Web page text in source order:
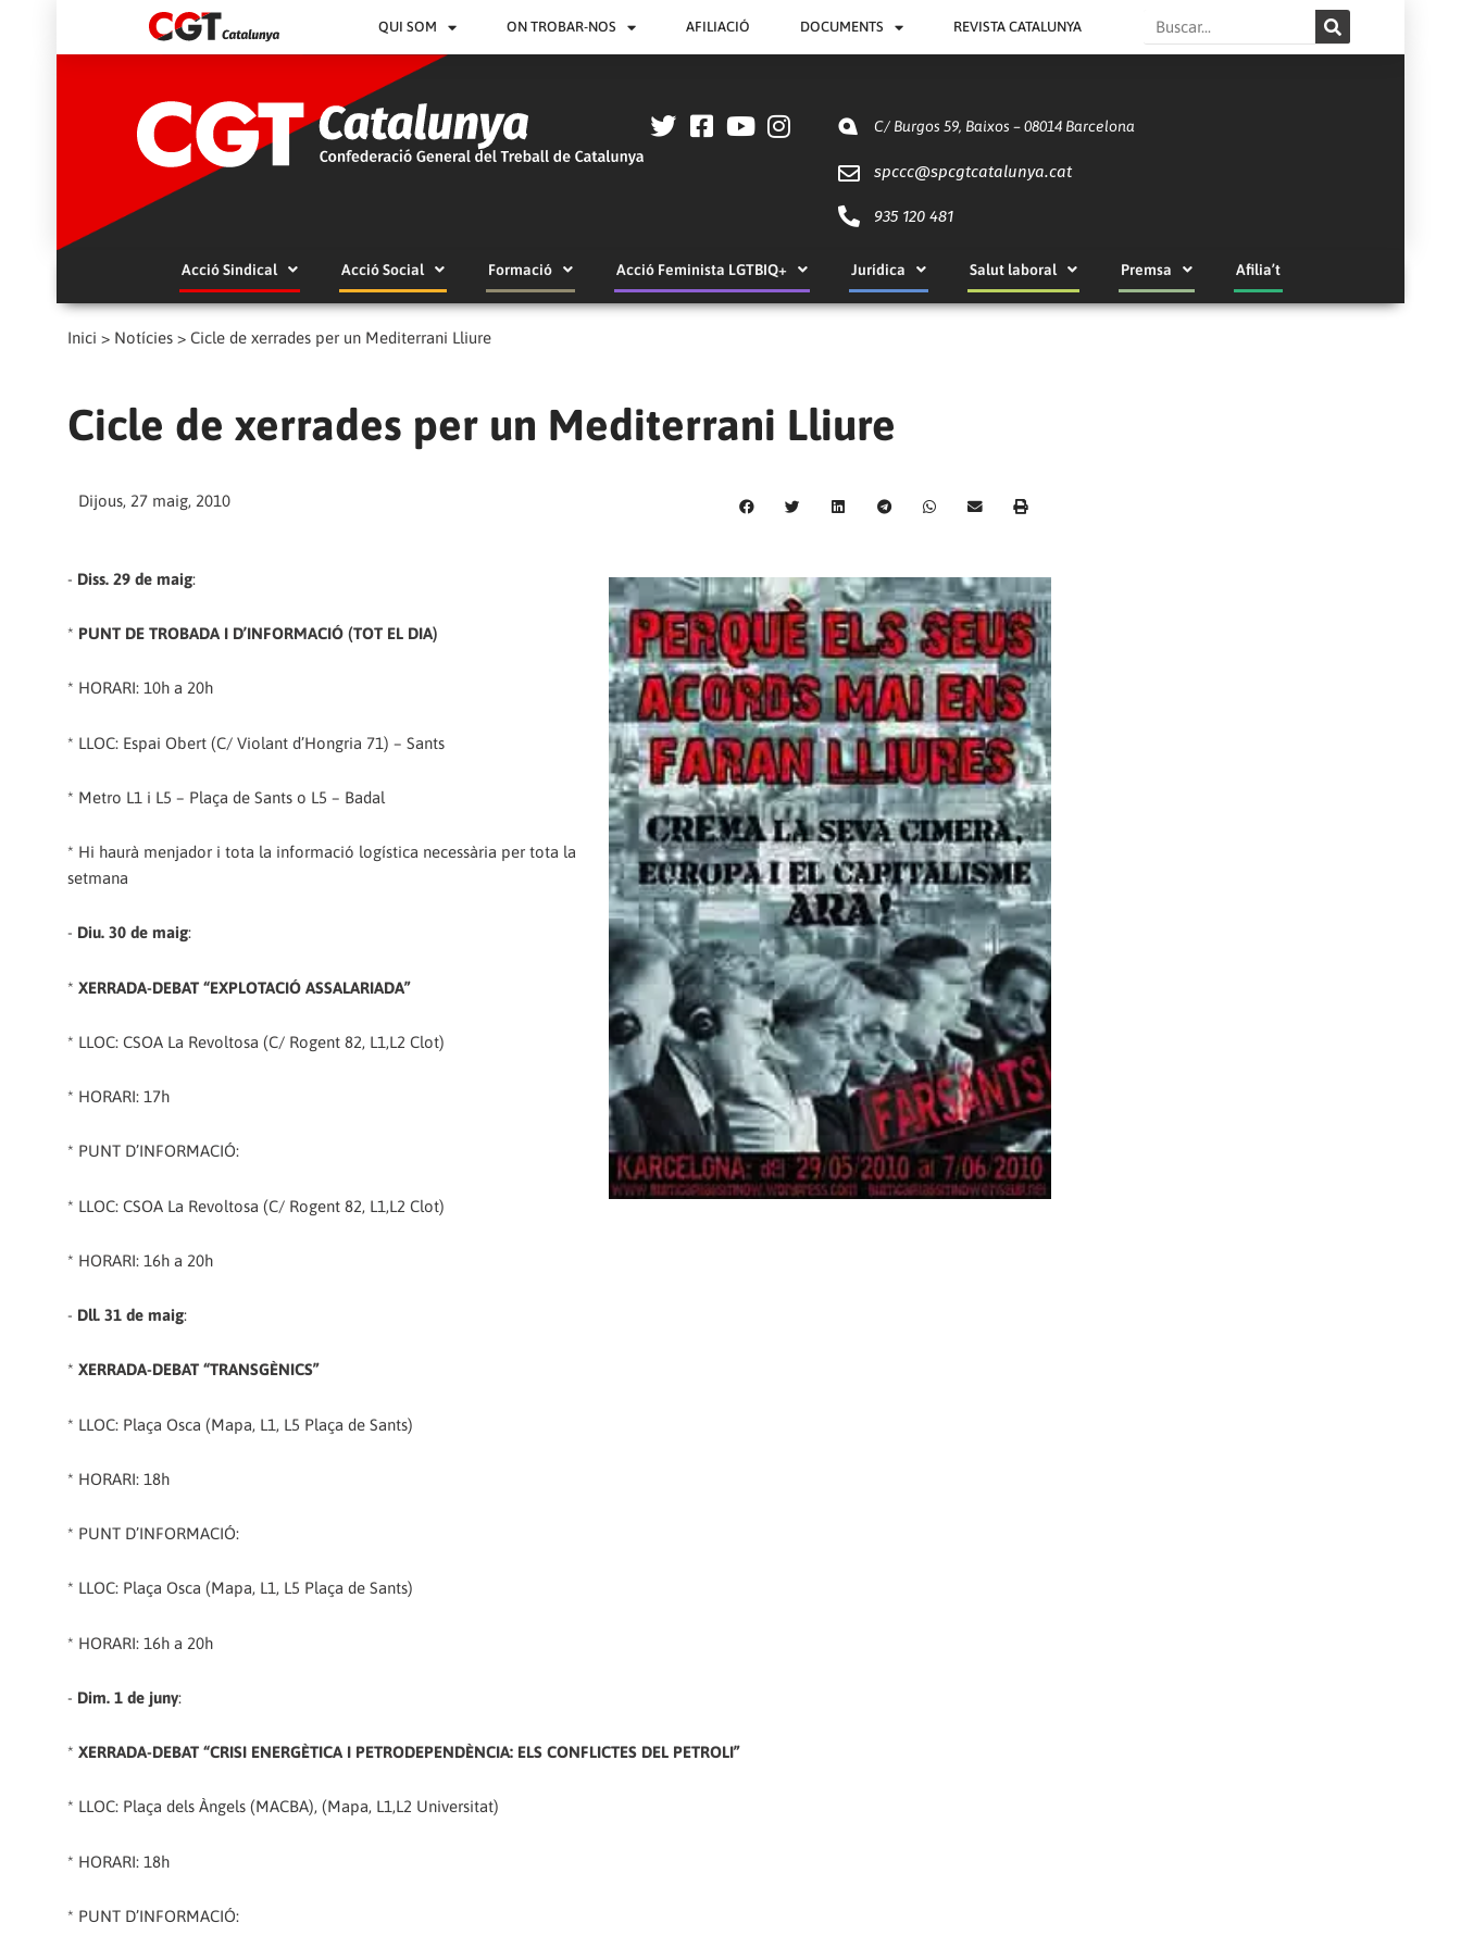
QUI SOM ON TROBAR-NOS AFILIACIÓ DOCUMENTS REVISTA CATALUNYA Search
C/ Burgos 59, Baixos – 08014 Barcelona
spccc@spcgtcatalunya.cat
935 120 481
Acció Sindical Acció Social Formació Acció Feminista LGTBIQ+ Jurídica Salut laboral Premsa Afilia’t
Inici > Notícies > Cicle de xerrades per un Mediterrani Lliure
Cicle de xerrades per un Mediterrani Lliure
Dijous, 27 maig, 2010
- Diss. 29 de maig:
* PUNT DE TROBADA I D’INFORMACIÓ (TOT EL DIA)
* HORARI: 10h a 20h
* LLOC: Espai Obert (C/ Violant d’Hongria 71) – Sants
* Metro L1 i L5 – Plaça de Sants o L5 – Badal
* Hi haurà menjador i tota la informació logística necessària per tota la
setmana
- Diu. 30 de maig:
* XERRADA-DEBAT “EXPLOTACIÓ ASSALARIADA”
* LLOC: CSOA La Revoltosa (C/ Rogent 82, L1,L2 Clot)
* HORARI: 17h
* PUNT D’INFORMACIÓ:
* LLOC: CSOA La Revoltosa (C/ Rogent 82, L1,L2 Clot)
* HORARI: 16h a 20h
- Dll. 31 de maig:
* XERRADA-DEBAT “TRANSGÈNICS”
* LLOC: Plaça Osca (Mapa, L1, L5 Plaça de Sants)
* HORARI: 18h
* PUNT D’INFORMACIÓ:
* LLOC: Plaça Osca (Mapa, L1, L5 Plaça de Sants)
* HORARI: 16h a 20h
- Dim. 1 de juny:
* XERRADA-DEBAT “CRISI ENERGÈTICA I PETRODEPENDÈNCIA: ELS CONFLICTES DEL PETROLI”
* LLOC: Plaça dels Àngels (MACBA), (Mapa, L1,L2 Universitat)
* HORARI: 18h
* PUNT D’INFORMACIÓ: